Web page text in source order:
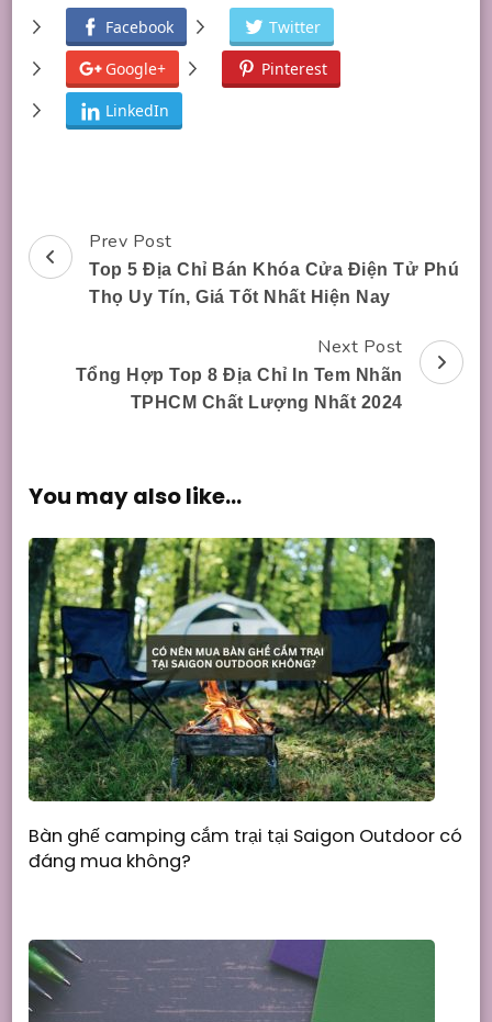
Facebook Twitter
Google+ Pinterest
LinkedIn
Post
Navigation
Prev Post
Top 5 Địa Chỉ Bán Khóa Cửa Điện Tử Phú
Thọ Uy Tín, Giá Tốt Nhất Hiện Nay
Next Post
Tổng Hợp Top 8 Địa Chỉ In Tem Nhãn
TPHCM Chất Lượng Nhất 2024
You may also like...
Bàn ghế camping cắm trại tại Saigon Outdoor có
đáng mua không?